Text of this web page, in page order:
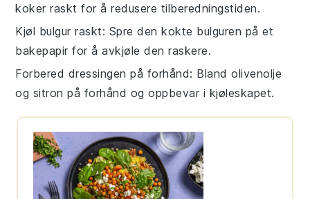
koker raskt for å redusere tilberedningstiden.
Kjøl bulgur raskt: Spre den kokte bulguren på et
bakepapir for å avkjøle den raskere.
Forbered dressingen på forhånd: Blandolivenolje
og sitron på forhånd og oppbevar i kjøleskapet.